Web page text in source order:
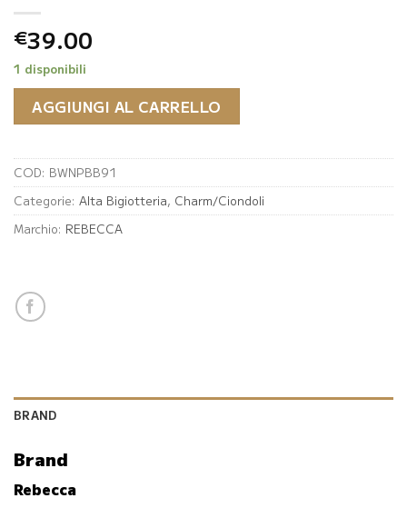
€39.00
1 disponibili
AGGIUNGI AL CARRELLO
COD: BWNPBB91
Categorie: Alta Bigiotteria, Charm/Ciondoli
Marchio: REBECCA
BRAND
Brand
Rebecca